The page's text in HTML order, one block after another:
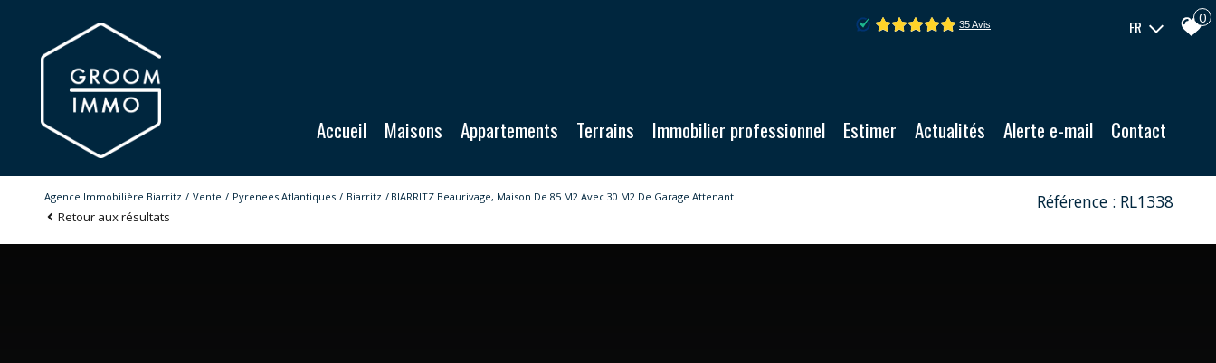
FR 0
Accueil Maisons Appartements Terrains Immobilier professionnel Estimer Actualités Alerte e-mail Contact
Agence Immobilière Biarritz Vente Pyrenees Atlantiques Biarritz BIARRITZ Beaurivage, Maison De 85 M2 Avec 30 M2 De Garage Attenant
Retour aux résultats
Référence : RL1338